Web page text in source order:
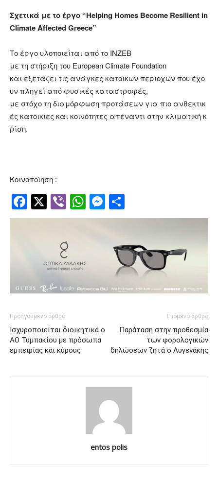
Σχετικά με το έργο “Helping Homes Become Resilient in
Climate Affected Greece”
Το έργο υλοποιείται από το INZEB
με τη στήριξη του European Climate Foundation
και εξετάζει τις ανάγκες κατοίκων περιοχών που έχο
υν πληγεί από φυσικές καταστροφές,
με στόχο τη διαμόρφωση προτάσεων για πιο ανθεκτικ
ές κατοικίες και κοινότητες απέναντι στην κλιματική κ
ρίση.
Κοινοποίηση :
Facebook
Twitter
ViberWhatsApp
Messenger
Προηγούμενο άρθρο
Ισχυροποιείται διοικητικά ο
ΑΟ Τυμπακίου με πρόσωπα
εμπειρίας και κύρους
Επόμενο άρθρο
Παράταση στην προθεσμία
των φορολογικών
δηλώσεων ζητά ο Αυγενάκης
entos polis